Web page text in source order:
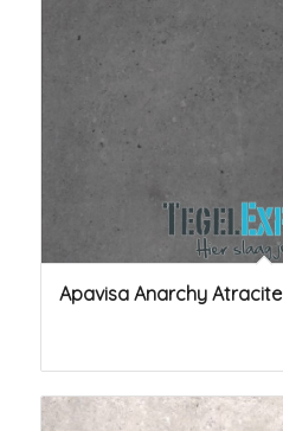
Apavisa Anarchy Atracite